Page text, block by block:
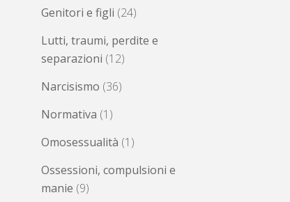
Genitori e figli (24)
Lutti, traumi, perdite e
separazioni (12)
Narcisismo (36)
Normativa (1)
Omosessualità (1)
Ossessioni, compulsioni e
manie (9)